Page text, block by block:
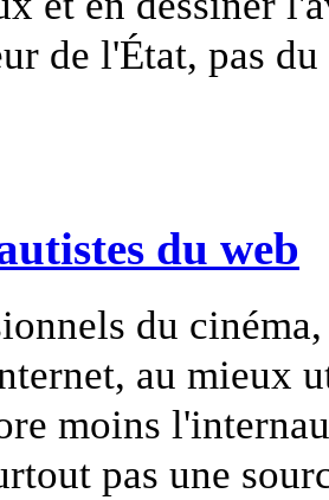
de l'État, pas
du web
du
au mieux
moins
pas une